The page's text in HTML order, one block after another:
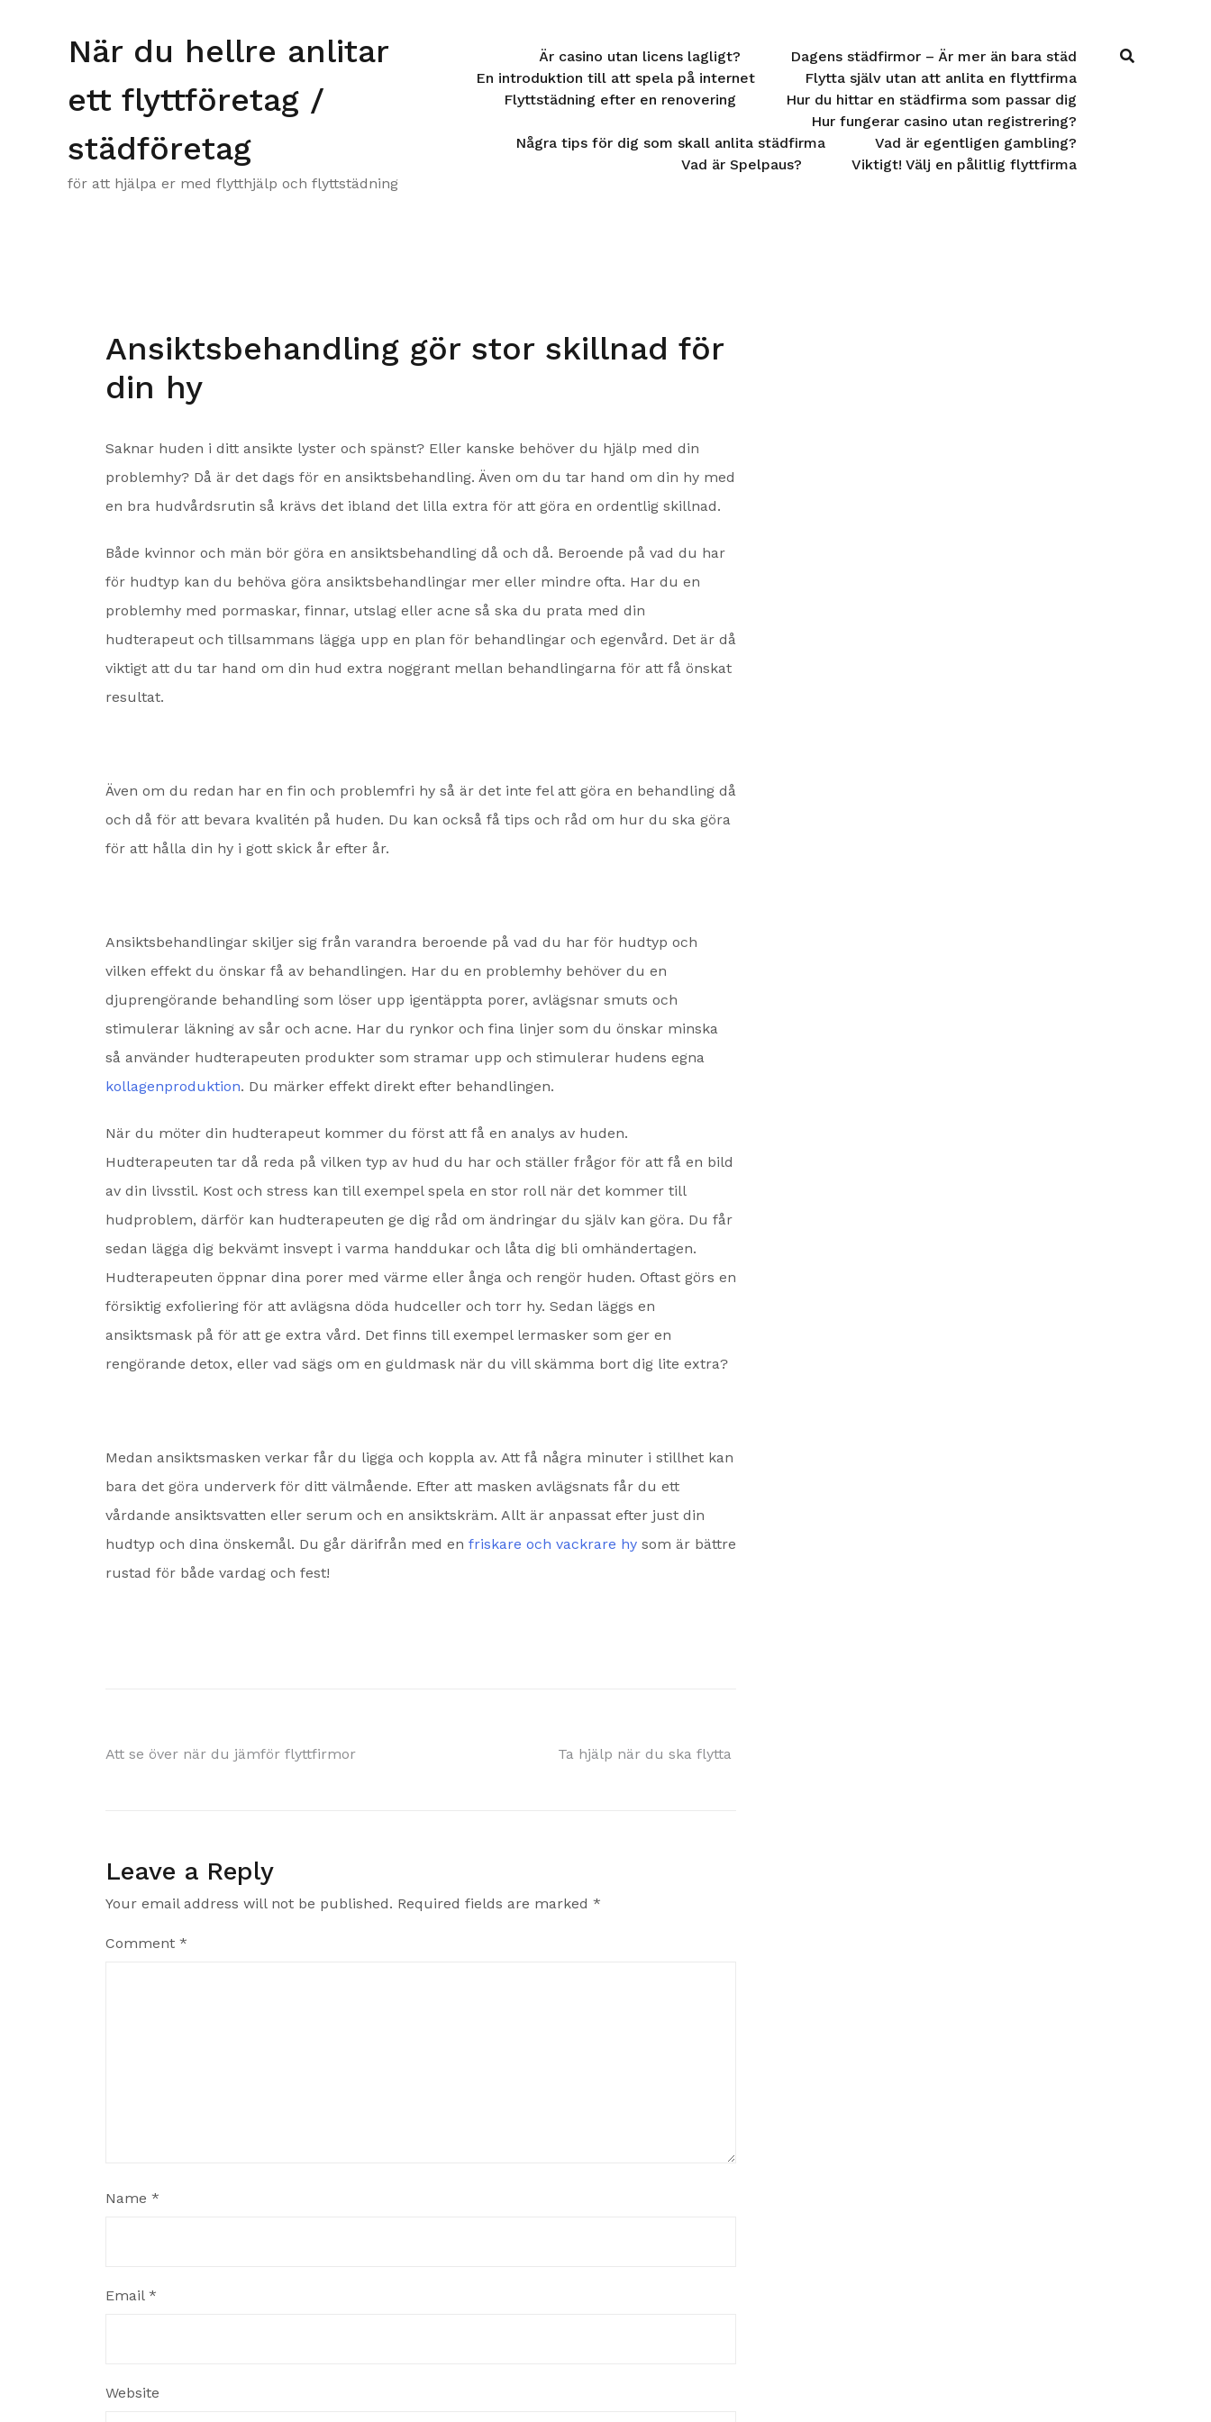
När du hellre anlitar
ett flyttföretag /
städföretag
för att hjälpa er med flytthjälp och flyttstädning
Är casino utan licens lagligt?
Dagens städfirmor – Är mer än bara städ
En introduktion till att spela på internet
Flytta själv utan att anlita en flyttfirma
Flyttstädning efter en renovering
Hur du hittar en städfirma som passar dig
Hur fungerar casino utan registrering?
Några tips för dig som skall anlita städfirma
Vad är egentligen gambling?
Vad är Spelpaus?
Viktigt! Välj en pålitlig flyttfirma
Ansiktsbehandling gör stor skillnad för
din hy
Saknar huden i ditt ansikte lyster och spänst? Eller kanske behöver du hjälp med din
problemhy? Då är det dags för en ansiktsbehandling. Även om du tar hand om din hy med
en bra hudvårdsrutin så krävs det ibland det lilla extra för att göra en ordentlig skillnad.
Både kvinnor och män bör göra en ansiktsbehandling då och då. Beroende på vad du har
för hudtyp kan du behöva göra ansiktsbehandlingar mer eller mindre ofta. Har du en
problemhy med pormaskar, finnar, utslag eller acne så ska du prata med din
hudterapeut och tillsammans lägga upp en plan för behandlingar och egenvård. Det är då
viktigt att du tar hand om din hud extra noggrant mellan behandlingarna för att få önskat
resultat.
Även om du redan har en fin och problemfri hy så är det inte fel att göra en behandling då
och då för att bevara kvalitén på huden. Du kan också få tips och råd om hur du ska göra
för att hålla din hy i gott skick år efter år.
Ansiktsbehandlingar skiljer sig från varandra beroende på vad du har för hudtyp och
vilken effekt du önskar få av behandlingen. Har du en problemhy behöver du en
djuprengörande behandling som löser upp igentäppta porer, avlägsnar smuts och
stimulerar läkning av sår och acne. Har du rynkor och fina linjer som du önskar minska
så använder hudterapeuten produkter som stramar upp och stimulerar hudens egna
kollagenproduktion. Du märker effekt direkt efter behandlingen.
När du möter din hudterapeut kommer du först att få en analys av huden.
Hudterapeuten tar då reda på vilken typ av hud du har och ställer frågor för att få en bild
av din livsstil. Kost och stress kan till exempel spela en stor roll när det kommer till
hudproblem, därför kan hudterapeuten ge dig råd om ändringar du själv kan göra. Du får
sedan lägga dig bekvämt insvept i varma handdukar och låta dig bli omhändertagen.
Hudterapeuten öppnar dina porer med värme eller ånga och rengör huden. Oftast görs en
försiktig exfoliering för att avlägsna döda hudceller och torr hy. Sedan läggs en
ansiktsmask på för att ge extra vård. Det finns till exempel lermasker som ger en
rengörande detox, eller vad sägs om en guldmask när du vill skämma bort dig lite extra?
Medan ansiktsmasken verkar får du ligga och koppla av. Att få några minuter i stillhet kan
bara det göra underverk för ditt välmående. Efter att masken avlägsnats får du ett
vårdande ansiktsvatten eller serum och en ansiktskräm. Allt är anpassat efter just din
hudtyp och dina önskemål. Du går därifrån med en friskare och vackrare hy som är bättre
rustad för både vardag och fest!
Post
Att se över när du jämför flyttfirmor Ta hjälp när du ska flytta
Leave a Reply
Your email address will not be published. Required fields are marked *
Comment *
Name *
Email *
Website